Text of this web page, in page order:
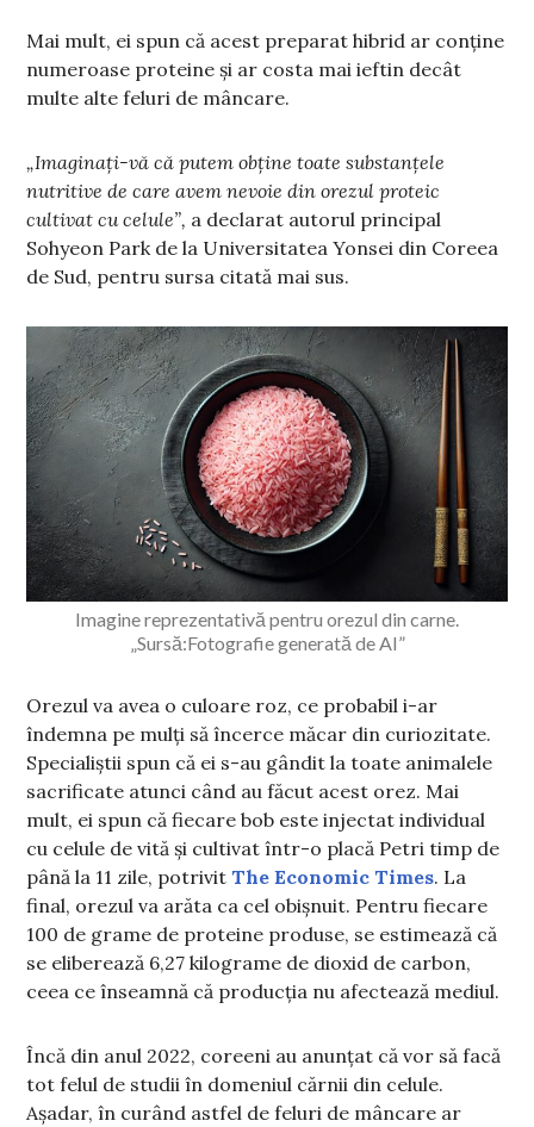
Mai mult, ei spun că acest preparat hibrid ar conține
numeroase proteine și ar costa mai ieftin decât
multe alte feluri de mâncare.
„Imaginați-vă că putem obține toate substanțele
nutritive de care avem nevoie din orezul proteic
cultivat cu celule”, a declarat autorul principal
Sohyeon Park de la Universitatea Yonsei din Coreea
de Sud, pentru sursa citată mai sus.
Imagine reprezentativă pentru orezul din carne.
„Sursă:Fotografie generată de AI”
Orezul va avea o culoare roz, ce probabil i-ar
îndemna pe mulți să încerce măcar din curiozitate.
Specialiștii spun că ei s-au gândit la toate animalele
sacrificate atunci când au făcut acest orez. Mai
mult, ei spun că fiecare bob este injectat individual
cu celule de vită și cultivat într-o placă Petri timp de
până la 11 zile, potrivit The Economic Times. La
final, orezul va arăta ca cel obișnuit. Pentru fiecare
100 de grame de proteine produse, se estimează că
se eliberează 6,27 kilograme de dioxid de carbon,
ceea ce înseamnă că producția nu afectează mediul.
Încă din anul 2022, coreeni au anunțat că vor să facă
tot felul de studii în domeniul cărnii din celule.
Așadar, în curând astfel de feluri de mâncare ar